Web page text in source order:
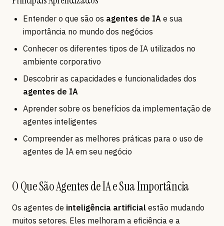
Entender o que são os agentes de IA e sua
importância no mundo dos negócios
Conhecer os diferentes tipos de IA utilizados no
ambiente corporativo
Descobrir as capacidades e funcionalidades dos
agentes de IA
Aprender sobre os benefícios da implementação de
agentes inteligentes
Compreender as melhores práticas para o uso de
agentes de IA em seu negócio
O Que São Agentes de IA e Sua Importância
Os agentes de inteligência artificial estão mudando
muitos setores. Eles melhoram a eficiência e a